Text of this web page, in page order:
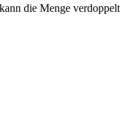
die Menge verdoppelt